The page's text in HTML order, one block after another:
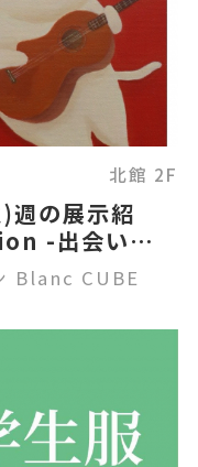
北館 2F
週の展示紹
-出会いのア
－第11回 志
Blanc CUBE